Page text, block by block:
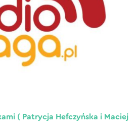
( Patrycja Hefczyńska i Maciej